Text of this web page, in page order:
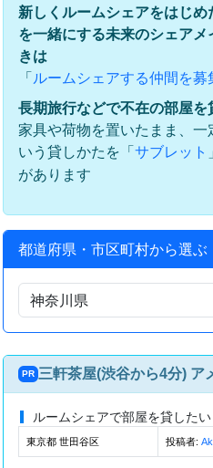
新しくルームシェアをはじ
を一緒にする未来のシェア
きは
「ルームシェアする仲間を募
長期旅行などで不在の部屋
家具や荷物を置いたまま、
いう貸しかたを「サブレット
があります
都道府県・市区町村から選ぶ
PR
ルームシェアで部屋を貸したい
東京都 世田谷区 投稿者: